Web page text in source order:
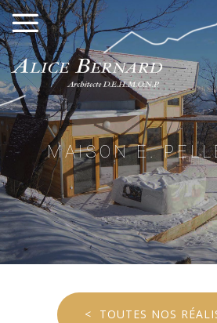
Menu principal
MAISON E.
< TOUTES NOS